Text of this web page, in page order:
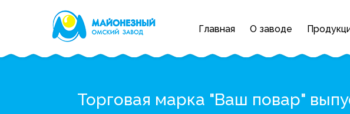
Главная О заводе
Торговая марка "Ваш повар"